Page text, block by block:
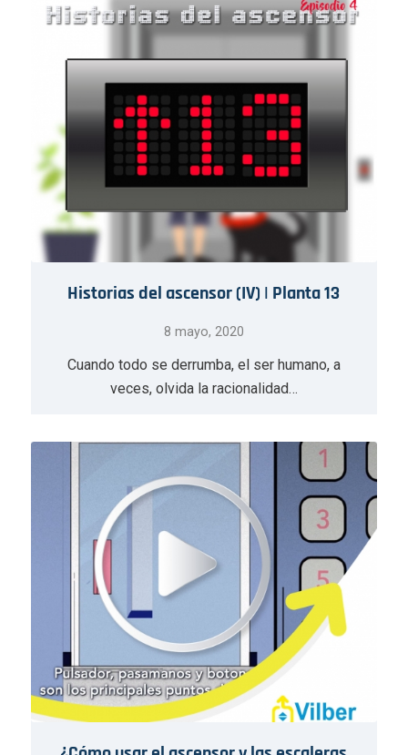
Historias del ascensor (IV) | Planta 13
8 mayo, 2020
Cuando todo se derrumba, el ser humano, a
veces, olvida la racionalidad…